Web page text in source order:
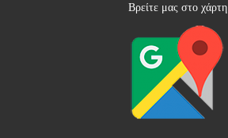
Βρείτε μας στο χάρτη